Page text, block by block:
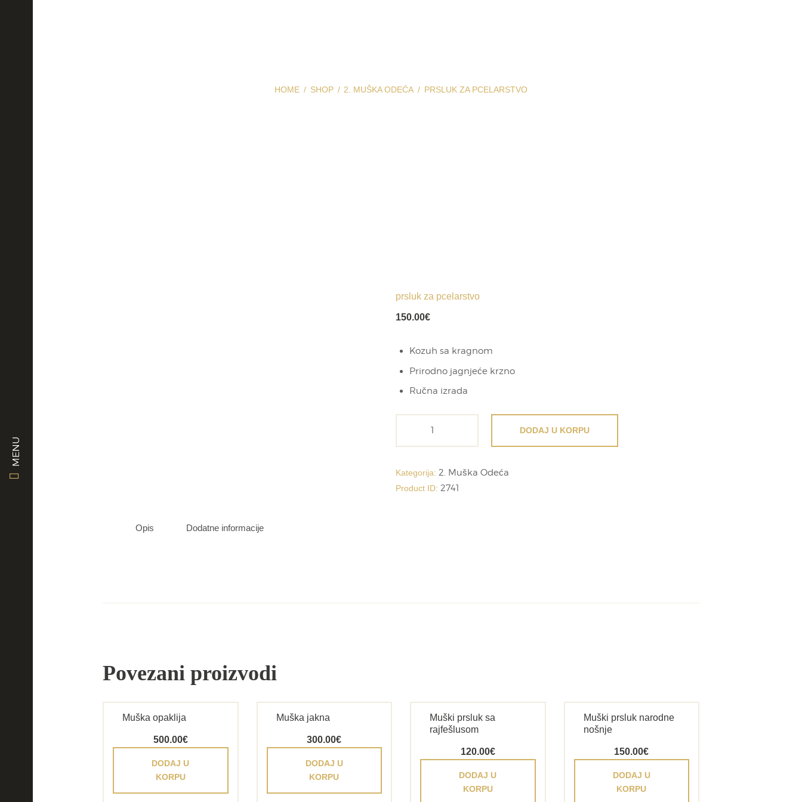
MENU
HOME SHOP 2. MUŠKA ODEĆA PRSLUK ZA PCELARSTVO
prsluk za pcelarstvo
150.00€
Kozuh sa kragnom
Prirodno jagnjeće krzno
Ručna izrada
količina
DODAJ U KORPU
Kategorija: 2. Muška Odeća
Product ID: 2741
Opis Dodatne informacije
Povezani proizvodi
Muška opaklija
500.00€
DODAJ U
KORPU
Muška jakna
300.00€
DODAJ U
KORPU
Muški prsluk sa
rajfešlusom
120.00€
DODAJ U
KORPU
Muški prsluk narodne
nošnje
150.00€
DODAJ U
KORPU